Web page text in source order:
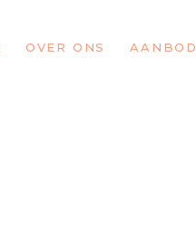
OVER ONS AANBOD